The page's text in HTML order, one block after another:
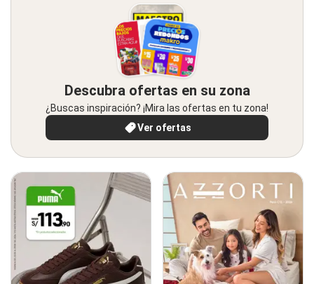
Descubra ofertas en su zona
¿Buscas inspiración? ¡Mira las ofertas en tu zona!
Ver ofertas